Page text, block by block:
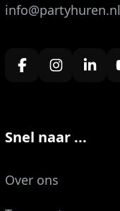
info@partyhuren.nl
Snel naar ...
Over ons